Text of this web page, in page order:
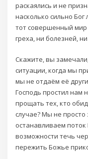
раскаялись и не
насколько сильно
тот совершенный мир
греха, ни болезней,
Скажите, вы
ситуации, когда мы
мы не отдаём её
Господь простил нам
прощать тех, кто
случае? Мы не
останавливаем
возможности течь
пережить Божье